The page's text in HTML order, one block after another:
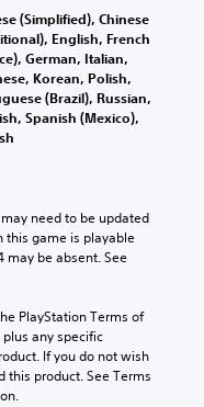
(Simplified), Chinese
English, French
German, Italian,
Korean, Polish,
(Brazil), Russian,
Spanish (Mexico),
need to be updated
this game is playable
may be absent. See
PlayStation Terms of
any specific
If you do not wish
product. See Terms